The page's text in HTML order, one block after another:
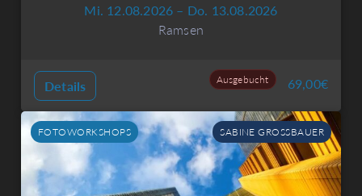
Mi. 12.08.2026 – Do. 13.08.2026
Ramsen
Details Ausgebucht 69,00€
FOTOWORKSHOPS SABINE GROSSBAUER